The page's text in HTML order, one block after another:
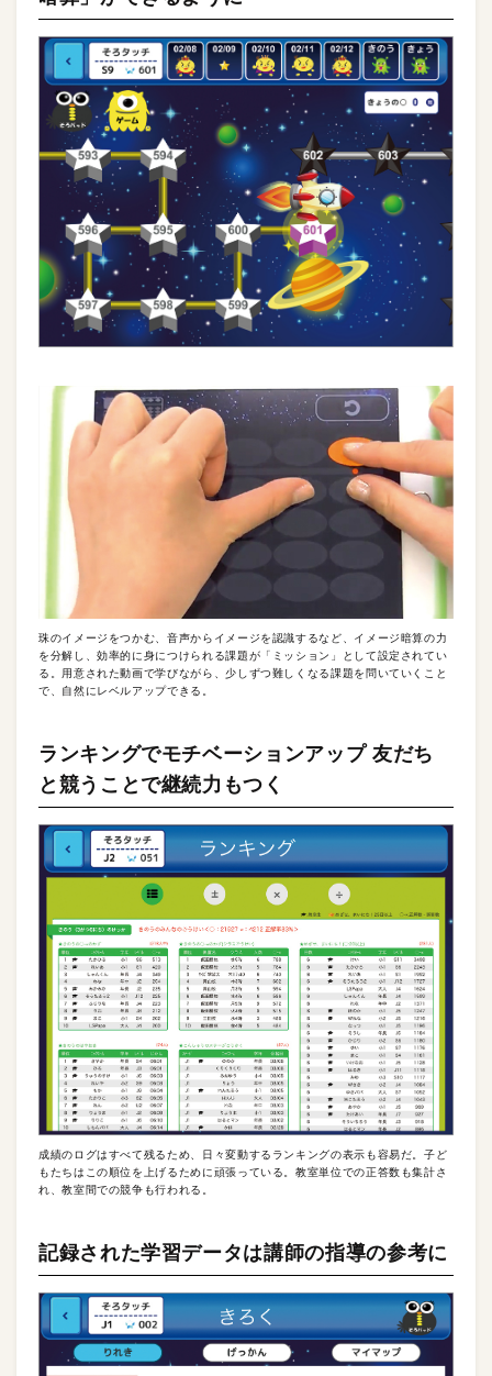
珠のイメージをつかむ、音声からイメージを認識するなど、イメージ暗算の力
を分解し、効率的に身につけられる課題が「ミッション」として設定されてい
る。用意された動画で学びながら、少しずつ難しくなる課題を問いていくこと
で、自然にレベルアップできる。
ランキングでモチベーションアップ 友だち
と競うことで継続力もつく
成績のログはすべて残るため、日々変動するランキングの表示も容易だ。子ど
もたちはこの順位を上げるために頑張っている。教室単位での正答数も集計さ
れ、教室間での競争も行われる。
記録された学習データは講師の指導の参考に